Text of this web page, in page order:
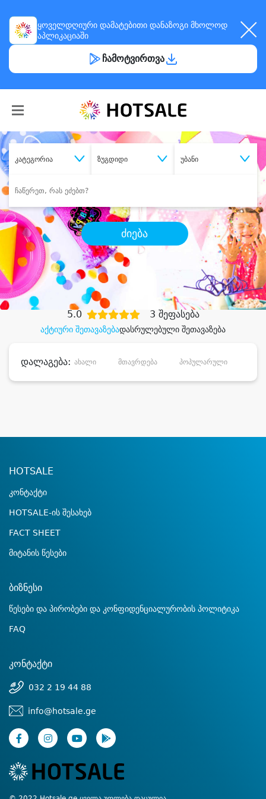
ყოველდღიური დამატებითი დანაზოგი მხოლოდ
აპლიკაციაში
ჩამოტვირთვა
კატეგორია ზუგდიდი უბანი
ძიება
შეიძინესასურველი მომსახურება
დიდი დანაზოგით
აქტიური შეთავაზებადასრულებული შეთავაზება
5.0 3 შეფასება
დალაგება: ახალი მთავრდება პოპულარული
HOTSALE
კონტაქტი
HOTSALE-ის შესახებ
FACT SHEET
მიტანის წესები
ბიზნესი
წესები და პირობები და კონფიდენციალურობის პოლიტიკა
FAQ
კონტაქტი
032 2 19 44 88
info@hotsale.ge